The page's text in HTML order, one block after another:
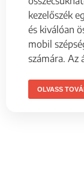
kezelőszék
és kiválóan
mobil
számára.
OLVASS